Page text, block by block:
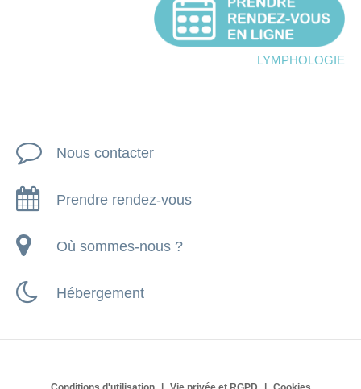
lymphologie
Nous contacter
Prendre rendez-vous
Où sommes-nous ?
Hébergement